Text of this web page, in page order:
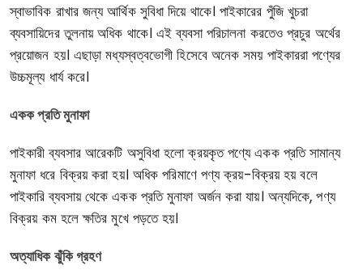
স্বাভাবিক রাখার জন্য আর্থিক সুবিধা দিয়ে থাকে। পাইকারের পুঁজি খুচরা
ব্যবসায়িদের তুলনায় অধিক থাকে। এই ব্যবসা পরিচালনা করতেও প্রচুর অর্থের
প্রয়োজন হয়। এছাড়া মধ্যস্বত্বভোগী হিসেবে অনেক সময় পাইকাররা পণ্যের
উচ্চমূল্য ধার্য করে।
একক প্রতি মুনাফা
পাইকারী ব্যবসার আরেকটি অসুবিধা হলো ক্রয়কৃত পণ্যে একক প্রতি সামান্য
মুনাফা ধরে বিক্রয় করা হয়। অধিক পরিমাণে পণ্য ক্রয়-বিক্রয় হয় বলে
পাইকারি ব্যবসায় থেকে একক প্রতি মুনাফা অর্জন করা যায়। অন্যদিকে, পণ্য
বিক্রয় কম হলে ক্ষতির মুখে পড়তে হয়।
অত্যাধিক ঝুঁকি গ্রহণ